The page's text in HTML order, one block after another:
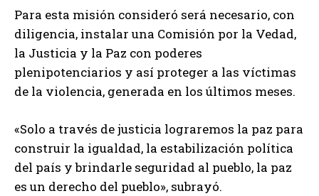
Para esta misión consideró será necesario, con
diligencia, instalar una Comisión por la Vedad,
la Justicia y la Paz con poderes
plenipotenciarios y así proteger a las víctimas
de la violencia, generada en los últimos meses.
«Solo a través de justicia lograremos la paz para
construir la igualdad, la estabilización política
del país y brindarle seguridad al pueblo, la paz
es un derecho del pueblo», subrayó.